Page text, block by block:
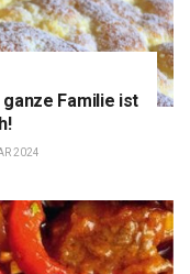
ganze Familie ist
2024